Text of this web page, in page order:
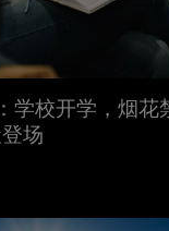
学校开学，烟花
场